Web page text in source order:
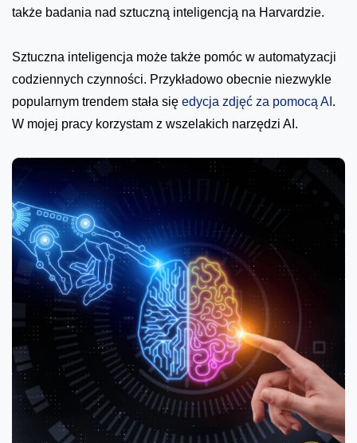
także badania nad sztuczną inteligencją na Harvardzie.
Sztuczna inteligencja może także pomóc w automatyzacji
codziennych czynności. Przykładowo obecnie niezwykle
popularnym trendem stała się edycja zdjęć za pomocą AI .
W mojej pracy korzystam z wszelakich narzędzi AI.